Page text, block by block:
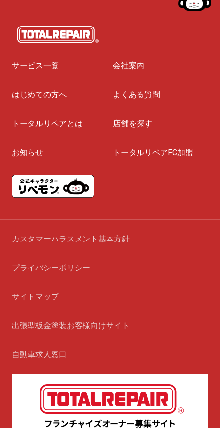
サービス一覧 会社案内
はじめての方へ よくある質問
トータルリペアとは 店舗を探す
お知らせ トータルリペアFC加盟
カスタマーハラスメント基本方針
プライバシーポリシー
サイトマップ
出張型板金塗装お客様向けサイト
自動車求人窓口